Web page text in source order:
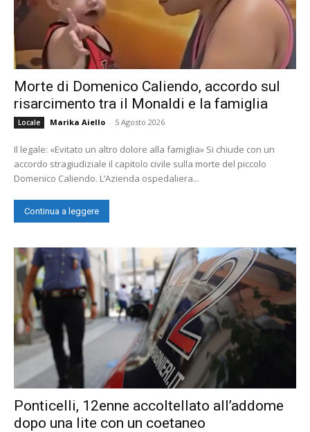
Morte di Domenico Caliendo, accordo sul
risarcimento tra il Monaldi e la famiglia
Locale Marika Aiello - 5 Agosto 2026
Il legale: «Evitato un altro dolore alla famiglia» Si chiude con un
accordo stragiudiziale il capitolo civile sulla morte del piccolo
Domenico Caliendo. L’Azienda ospedaliera...
Continua a leggere
Ponticelli, 12enne accoltellato all’addome
dopo una lite con un coetaneo